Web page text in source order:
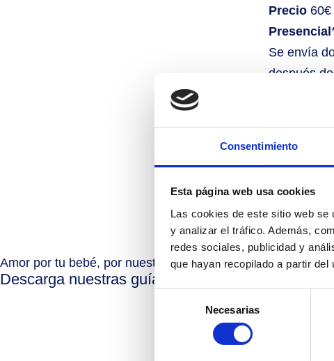
Consentimiento
Esta página web usa cookies
Las cookies de este sitio web
y analizar el tráfico. Además,
redes sociales, publicidad y
que hayan recopilado a partir
consentimiento
Necesarias
Precio 60€
Presencial
Se envía
después
*Para servicios
Amor por tu bebé, por nuestra profesión
Descarga nuestras guías